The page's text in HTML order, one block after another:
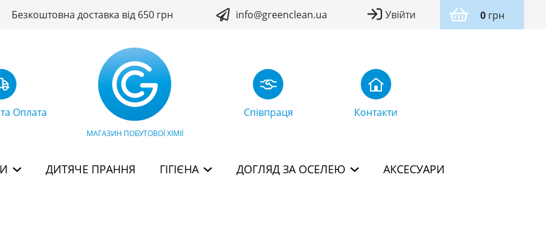
Безкоштовна доставка від 650 грн info@greenclean.ua Увійти 0грн
Оплата
МАГАЗИН ПОБУТОВОЇ ХІМІЇ
Співпраця Контакти
ДИТЯЧЕ ПРАННЯ ГІГІЄНА ДОГЛЯД ЗА ОСЕЛЕЮ АКСЕСУАРИ